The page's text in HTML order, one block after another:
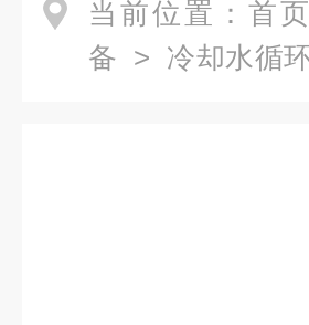
当前位置： 首页
备 > 冷却水循